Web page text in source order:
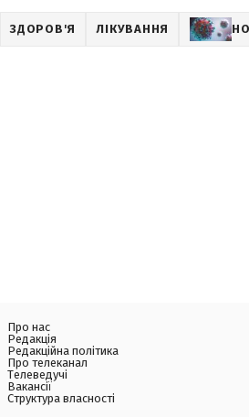
ЗДОРОВ'Я ЛІКУВАННЯ
Про нас
Редакція
Редакційна політика
Про телеканал
Телеведучі
Вакансії
Структура власності